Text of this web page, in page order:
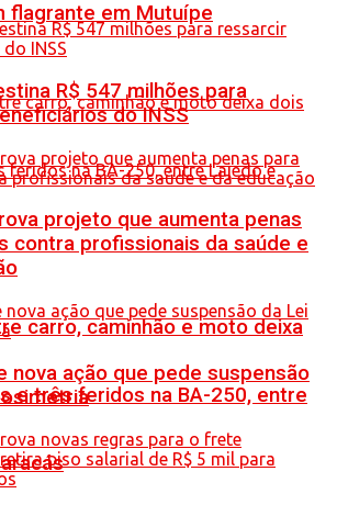
flagrante em Mutuípe
carro, caminhão e moto deixa
e três feridos na BA-250, entre
R$ 547 milhões para
do INSS
projeto que aumenta penas
contra profissionais da saúde e
nova ação que pede suspensão